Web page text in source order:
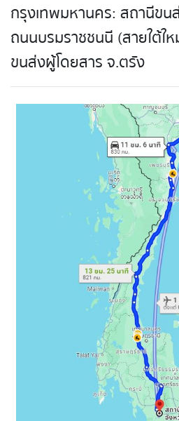
กรุงเทพมหานคร: สถานีขน
ถนนบรมราชชนนี (สายใต้ใ
ขนส่งผู้โดยสาร จ.ตรัง